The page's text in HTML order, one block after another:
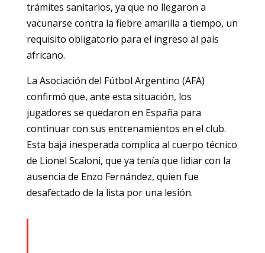
trámites sanitarios, ya que no llegaron a
vacunarse contra la fiebre amarilla a tiempo, un
requisito obligatorio para el ingreso al país
africano.
La Asociación del Fútbol Argentino (AFA)
confirmó que, ante esta situación, los
jugadores se quedaron en España para
continuar con sus entrenamientos en el club.
Esta baja inesperada complica al cuerpo técnico
de Lionel Scaloni, que ya tenía que lidiar con la
ausencia de Enzo Fernández, quien fue
desafectado de la lista por una lesión.